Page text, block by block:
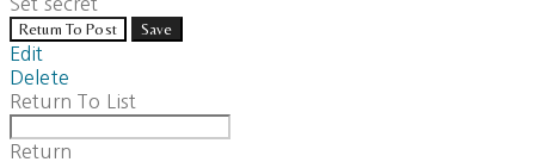
Return To Post Save
Edit
Delete
Return To List
Return